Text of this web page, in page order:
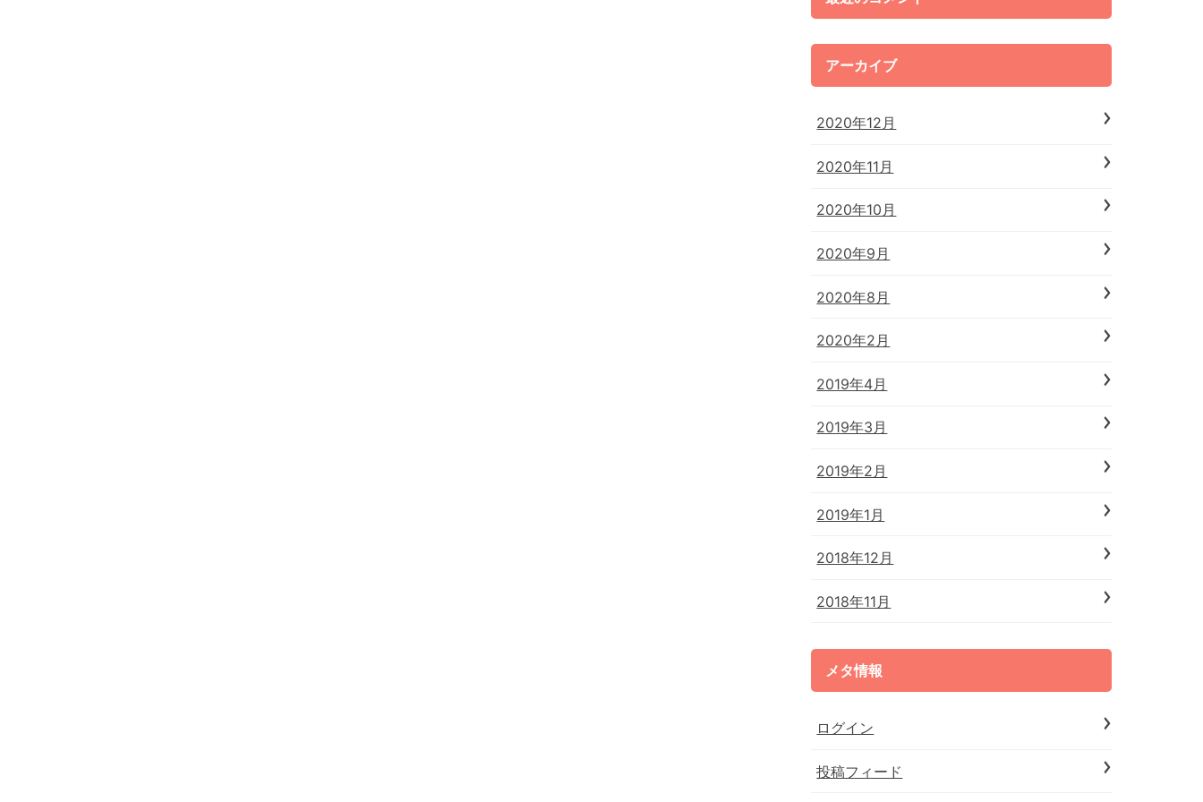
アーカイブ
2020年12月
2020年11月
2020年10月
2020年9月
2020年8月
2020年2月
2019年4月
2019年3月
2019年2月
2019年1月
2018年12月
2018年11月
メタ情報
ログイン
投稿フィード